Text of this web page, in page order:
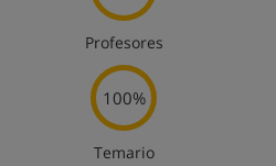
Profesores
100%
Temario